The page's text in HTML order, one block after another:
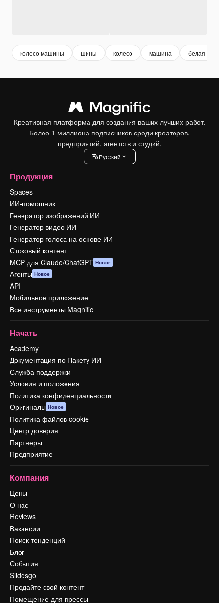
колесо машины шины колесо машина белая
Креативная платформа для создания ваших лучших работ.
Более 1 миллиона подписчиков среди креаторов,
предприятий, агентств и студий.
Pусский
Продукция
Spaces
ИИ-помощник
Генератор изображений ИИ
Генератор видео ИИ
Генератор голоса на основе ИИ
Стоковый контент
MCP для Claude/ChatGPT Новое
Агенты Новое
API
Мобильное приложение
Все инструменты Magnific
Начать
Academy
Документация по Пакету ИИ
Служба поддержки
Условия и положения
Политика конфиденциальности
Оригиналы Новое
Политика файлов cookie
Центр доверия
Партнеры
Предприятие
Компания
Цены
О нас
Reviews
Вакансии
Поиск тенденций
Блог
События
Slidesgo
Продайте свой контент
Помещение для прессы